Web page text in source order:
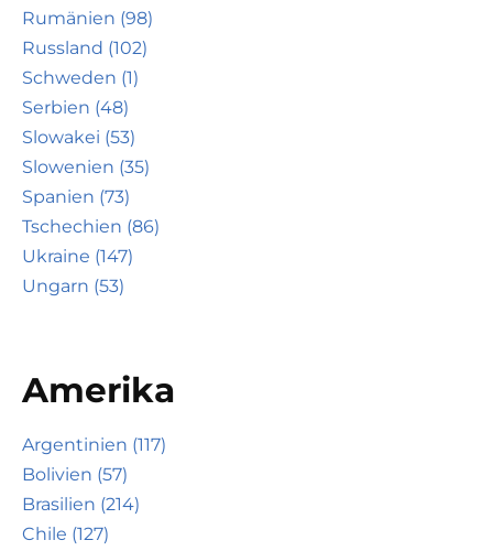
Rumänien (98)
Russland (102)
Schweden (1)
Serbien (48)
Slowakei (53)
Slowenien (35)
Spanien (73)
Tschechien (86)
Ukraine (147)
Ungarn (53)
Amerika
Argentinien (117)
Bolivien (57)
Brasilien (214)
Chile (127)